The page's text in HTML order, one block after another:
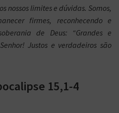
nossos limites e dúvidas. Somos,
firmes, reconhecendo e
de Deus: “Grandes e
Justos e verdadeiros são
15,1-4